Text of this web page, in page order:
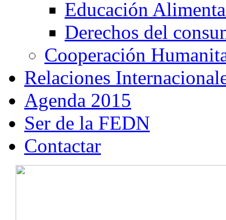
Educación
Derechos del
Cooperación
Relaciones
Agenda 2015
Ser de la FEDN
Contactar